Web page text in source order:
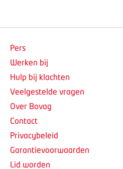
Pers
Werken bij
Hulp bij klachten
Veelgestelde vragen
Over Bovag
Contact
Privacybeleid
Garantievoorwaarden
Lid worden